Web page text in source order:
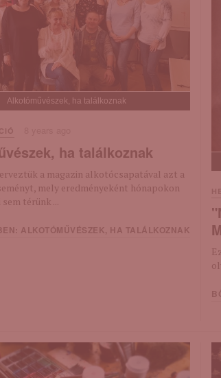
Alkotóművészek, ha találkoznak
ha találkoznak
a magazin alkotócsapatával azt a
mely eredményeként hónapokon
térünk ...
ALKOTÓMŰVÉSZEK, HA TALÁLKOZNAK